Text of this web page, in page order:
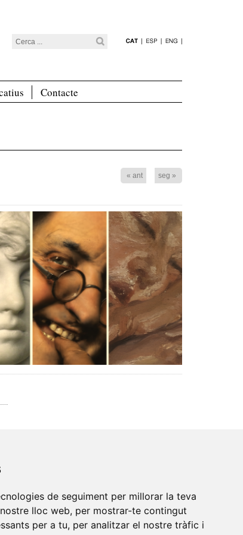
de seguiment per millorar la teva
lloc web, per mostrar-te contingut
per a tu, per analitzar el nostre tràfic i
Contacte
« ant seg »